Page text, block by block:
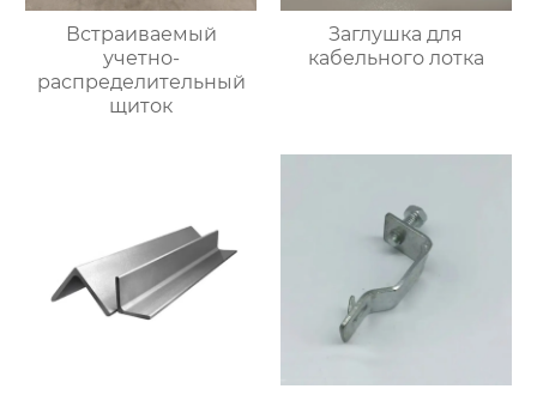
Встраиваемый
учетно-
распределительный
щиток
Заглушка для
кабельного лотка